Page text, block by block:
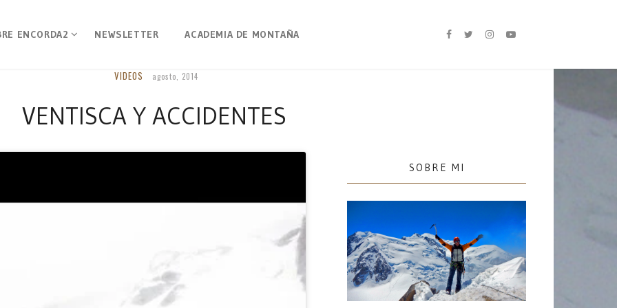
ENCORDA2 NEWSLETTER ACADEMIA DE MONTAÑA
VIDEOS agosto, 2014
VENTISCA Y ACCIDENTES
SOBRE MI